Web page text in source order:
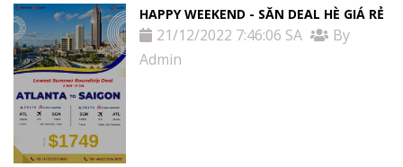
HAPPY WEEKEND - SĂN DEAL HÈ GIÁ RẺ
21/12/2022 7:46:06 SA
By
Admin